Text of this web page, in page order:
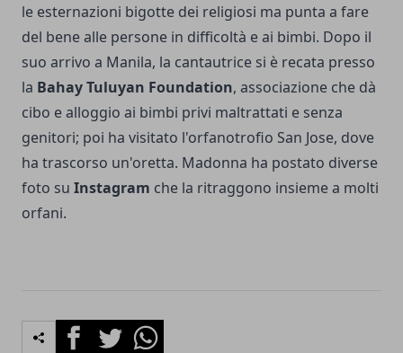
le esternazioni bigotte dei religiosi ma punta a fare
del bene alle persone in difficoltà e ai bimbi. Dopo il
suo arrivo a Manila, la cantautrice si è recata presso
la Bahay Tuluyan Foundation, associazione che dà
cibo e alloggio ai bimbi privi maltrattati e senza
genitori; poi ha visitato l'orfanotrofio San Jose, dove
ha trascorso un'oretta. Madonna ha postato diverse
foto su Instagram che la ritraggono insieme a molti
orfani.
FacebookTwitterWhatsapp